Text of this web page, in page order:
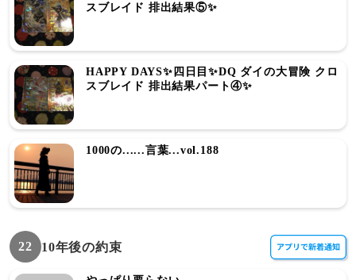
スブレイド 排出結果⑤✨
HAPPY DAYS✨四日目✨DQ ダイの大冒険 クロ
スブレイド 排出結果パート④✨
1000の......言葉...vol.188
22 10年後の約束